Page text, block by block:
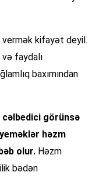
vermək kifayət deyil.
faydalı
baxımından
cəlbedici görünsə
yeməklər həzm
olur. Həzm
bədən